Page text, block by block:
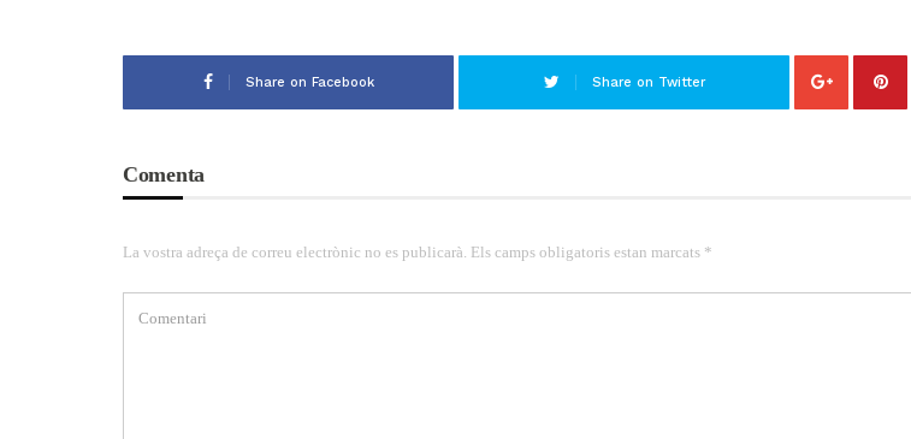
Share on Facebook Share on Twitter
Comenta
La vostra adreça de correu electrònic no es publicarà. Els camps obligatoris estan marcats *